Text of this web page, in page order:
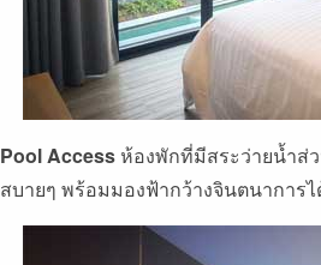
Pool Accessห้องพักที่มีสระว่ายน้ำส่
สบายๆ พร้อมมองฟ้ากว้างจินตนาการไ